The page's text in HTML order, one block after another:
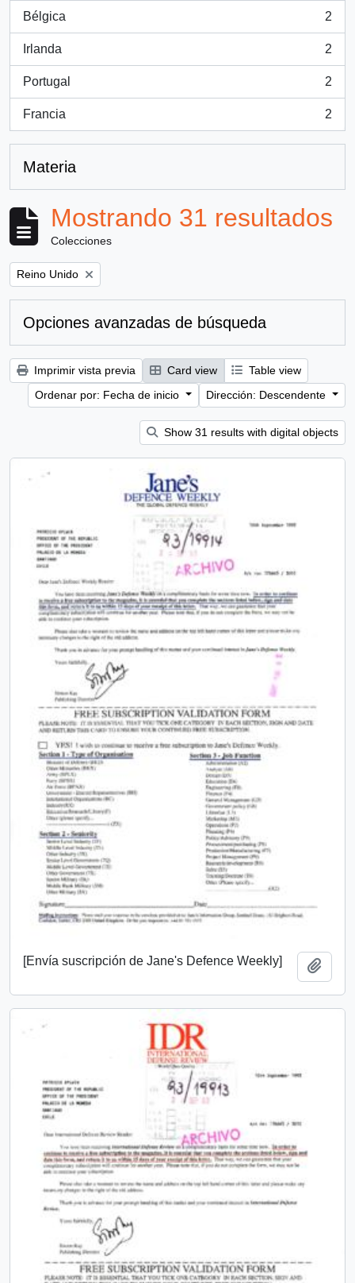
Bélgica
, 2 resultados
2
Irlanda
, 2 resultados
2
Portugal
, 2 resultados
2
Francia
, 2 resultados
2
Materia
Mostrando 31 resultados
Colecciones
Remove filter:
Reino Unido
Opciones avanzadas de búsqueda
Imprimir vista previa Card view
Table view
Ordenar por: Fecha de inicio
Dirección: Descendente
Show 31 results with digital objects
[Envía suscripción de Jane's Defence Weekly]